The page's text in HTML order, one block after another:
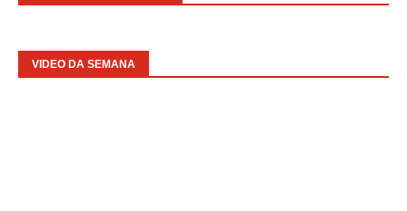
VIDEO DA SEMANA